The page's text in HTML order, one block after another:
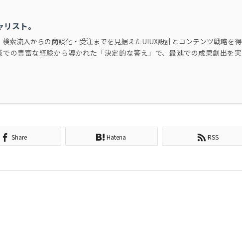
スト。
検索流入からの商談化・受注までを見据えたUIUX設計とコンテンツ戦略を得
の豊富な経験から導かれた「決定的な答え」で、最速での成果創出を実
Share Hatena RSS